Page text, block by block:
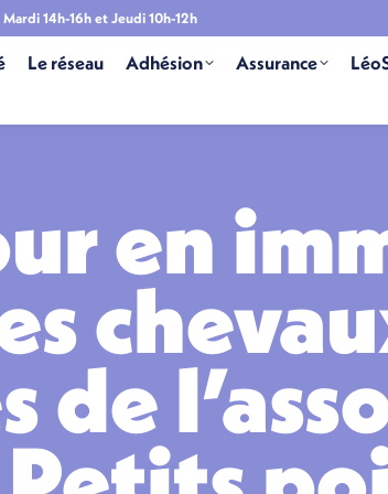
Mardi 14h-16h et Jeudi 10h-12h
Le réseau Adhésion Assurance
en
de